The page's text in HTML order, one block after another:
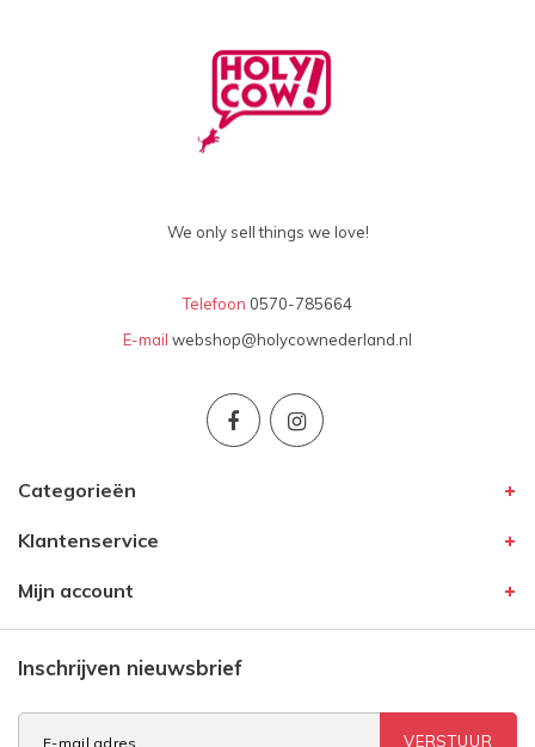
We only sell things we love!
Telefoon 0570-785664
E-mail webshop@holycownederland.nl
Categorieën
Klantenservice
Mijn account
Inschrijven nieuwsbrief
VERSTUUR